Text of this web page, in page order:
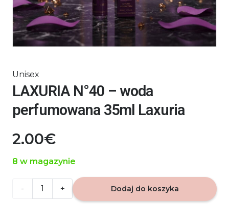
Unisex
LAXURIA N°40 – woda
perfumowana 35ml Laxuria
2.00€
8 w magazynie
ilość Dodaj do koszyka